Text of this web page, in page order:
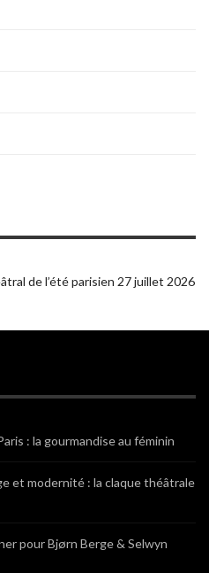
de l’été parisien 27 juillet 2026
: la gourmandise au féminin
et modernité : la claque théâtrale
pour Bjørn Berge & Selwyn